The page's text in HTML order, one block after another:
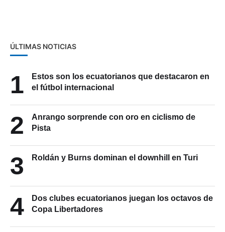
ÚLTIMAS NOTICIAS
1
Estos son los ecuatorianos que destacaron en
el fútbol internacional
2
Anrango sorprende con oro en ciclismo de
Pista
3 Roldán y Burns dominan el downhill en Turi
4
Dos clubes ecuatorianos juegan los octavos de
Copa Libertadores